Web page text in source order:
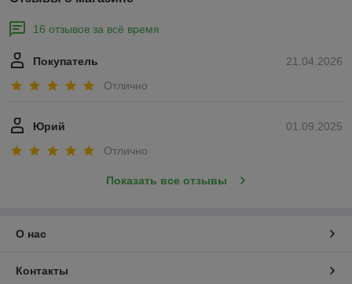
16 отзывов за всё время
21.04.2026
Покупатель
Отлично
01.09.2025
Юрий
Отлично
Показать все отзывы
О нас
Контакты